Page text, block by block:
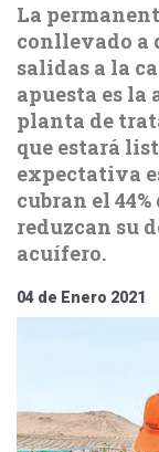
La
conllevado a
salidas a la
apuesta es la
planta de
que estará
expectativa
cubran el
reduzcan su
acuífero.
04 de Enero 2021